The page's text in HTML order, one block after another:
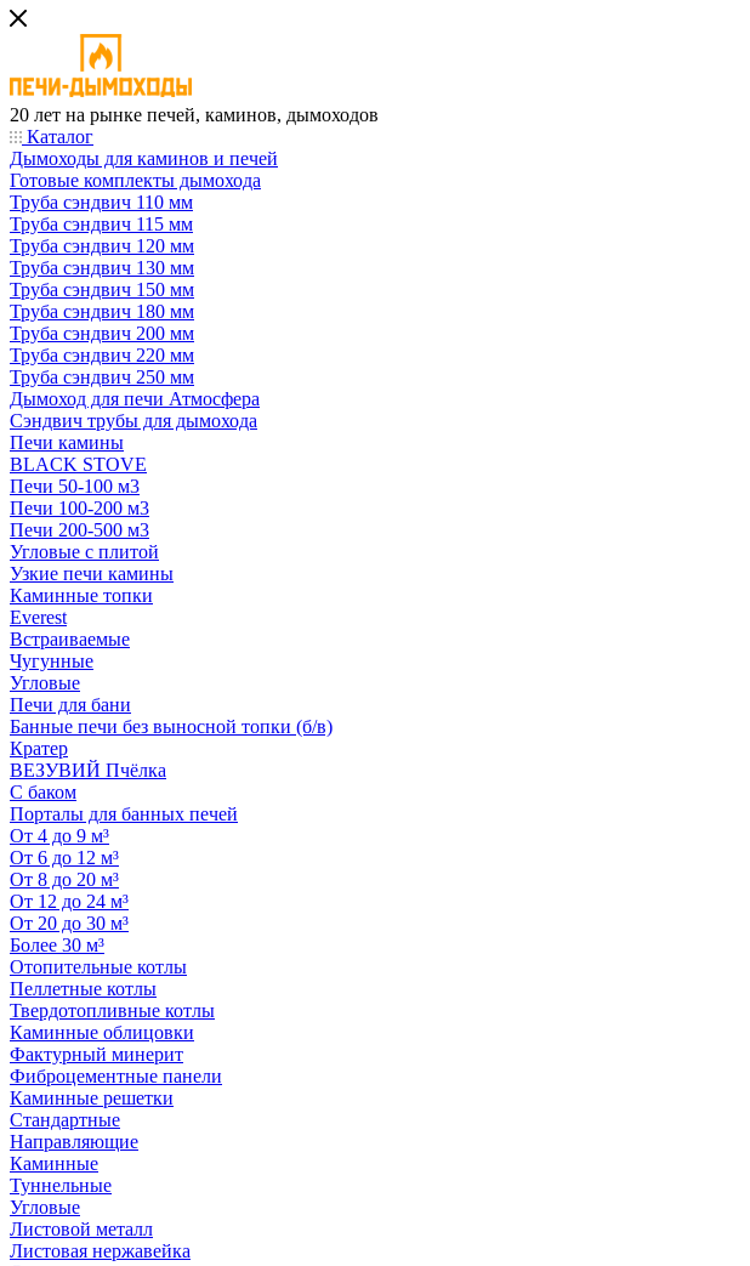
20 лет на рынке печей, каминов, дымоходов
Каталог
Дымоходы для каминов и печей
Готовые комплекты дымохода
Труба сэндвич 110 мм
Труба сэндвич 115 мм
Труба сэндвич 120 мм
Труба сэндвич 130 мм
Труба сэндвич 150 мм
Труба сэндвич 180 мм
Труба сэндвич 200 мм
Труба сэндвич 220 мм
Труба сэндвич 250 мм
Дымоход для печи Атмосфера
Сэндвич трубы для дымохода
Печи камины
BLACK STOVE
Печи 50-100 м3
Печи 100-200 м3
Печи 200-500 м3
Угловые с плитой
Узкие печи камины
Каминные топки
Everest
Встраиваемые
Чугунные
Угловые
Печи для бани
Банные печи без выносной топки (б/в)
Кратер
ВЕЗУВИЙ Пчёлка
С баком
Порталы для банных печей
От 4 до 9 м³
От 6 до 12 м³
От 8 до 20 м³
От 12 до 24 м³
От 20 до 30 м³
Более 30 м³
Отопительные котлы
Пеллетные котлы
Твердотопливные котлы
Каминные облицовки
Фактурный минерит
Фиброцементные панели
Каминные решетки
Стандартные
Направляющие
Каминные
Туннельные
Угловые
Листовой металл
Листовая нержавейка